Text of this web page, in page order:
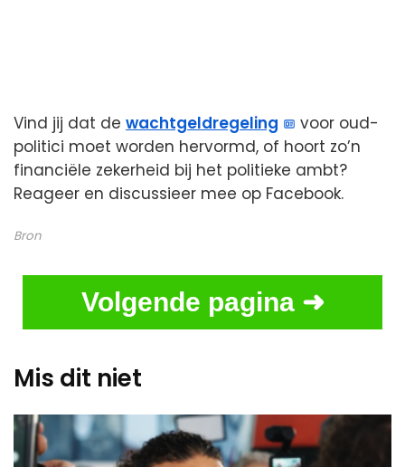
Vind jij dat de wachtgeldregeling
voor oud-
politici moet worden hervormd, of hoort zo’n
financiële zekerheid bij het politieke ambt?
Reageer en discussieer mee op Facebook.
Bron
Volgende pagina ➜
Mis dit niet